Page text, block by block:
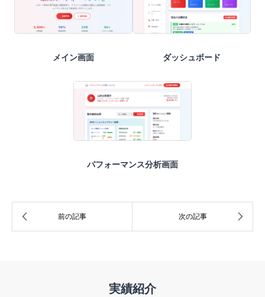
メイン画面 ダッシュボード
パフォーマンス分析画面
実績紹介